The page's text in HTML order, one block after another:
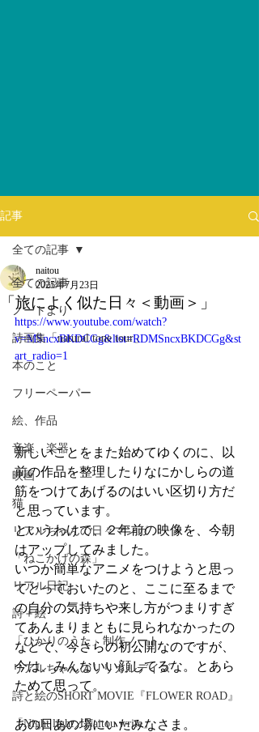
記事
全ての記事
ノートより
詩画集「natural tone tour」
本のこと
フリーペーパー
絵、作品
音楽、楽器
映画
猫
リアルちゃんの日々マンガ
「ねこかげの森」
リアル日記
詩＋絵
「ひかりのうた」制作ノート
リアルちゃんのリリカルデイズ
詩と絵のSHORT MOVIE『FLOWER ROAD』
「Night light／Naitou write」
全ての記事
「旅によく似た日々＜動画＞」
naitou
2025年7月23日
https://www.youtube.com/watch?
v=MSncxBKDCGg&list=RDMSncxBKDCGg&st
art_radio=1
新しいことをまた始めてゆくのに、以
前の作品を整理したりなにかしらの道
筋をつけてあげるのはいい区切り方だ
と思っています。
というわけで、２年前の映像を、今朝
はアップしてみました。
いつか簡単なアニメをつけようと思っ
てとっておいたのと、ここに至るまで
の自分の気持ちや来し方がつまりすぎ
てあんまりまともに見られなかったの
などで、今さらの初公開なのですが、
今は、みんないい顔してるな。とあら
ためて思って。
あの日あの場にいたみなさま。